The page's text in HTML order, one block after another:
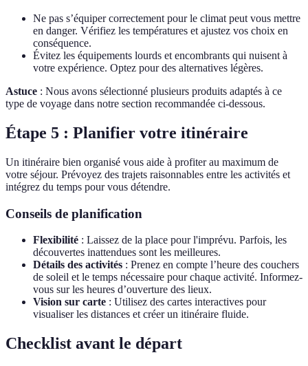
Ne pas s’équiper correctement pour le climat peut vous mettre
en danger. Vérifiez les températures et ajustez vos choix en
conséquence.
Évitez les équipements lourds et encombrants qui nuisent à
votre expérience. Optez pour des alternatives légères.
Astuce : Nous avons sélectionné plusieurs produits adaptés à ce
type de voyage dans notre section recommandée ci-dessous.
Étape 5 : Planifier votre itinéraire
Un itinéraire bien organisé vous aide à profiter au maximum de
votre séjour. Prévoyez des trajets raisonnables entre les activités et
intégrez du temps pour vous détendre.
Conseils de planification
Flexibilité : Laissez de la place pour l'imprévu. Parfois, les
découvertes inattendues sont les meilleures.
Détails des activités : Prenez en compte l’heure des couchers
de soleil et le temps nécessaire pour chaque activité. Informez-
vous sur les heures d’ouverture des lieux.
Vision sur carte : Utilisez des cartes interactives pour
visualiser les distances et créer un itinéraire fluide.
Checklist avant le départ